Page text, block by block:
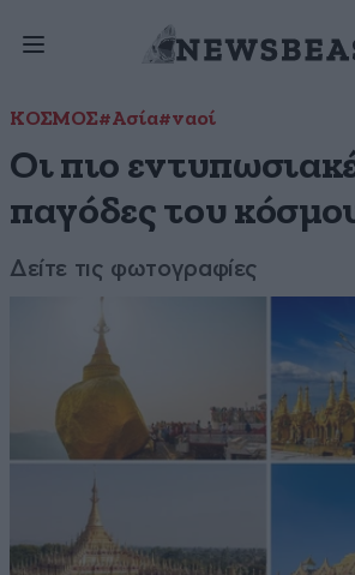
ΚΟΣΜΟΣ#Ασία#ναοί
Οι πιο
παγόδες του
Δείτε τις φωτογραφίες